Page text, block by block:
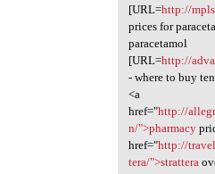
[URL=http://
prices for
paracetamol
[URL=http://
- where to buy
<a
href="http://
n/">pharmacy
href="http://
tera/">strattera